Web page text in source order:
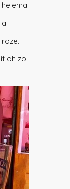
helema
al
roze.
oh zo